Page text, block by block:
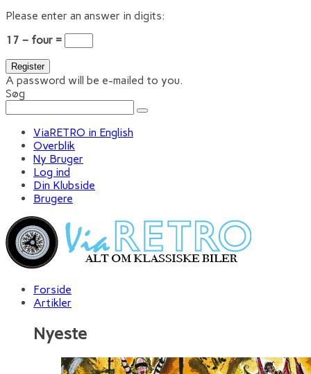
Please enter an answer in digits:
17 − four =
A password will be e-mailed to you.
Søg
ViaRETRO in English
Overblik
Ny Bruger
Log ind
Din Klubside
Brugere
Forside
Artikler
Nyeste